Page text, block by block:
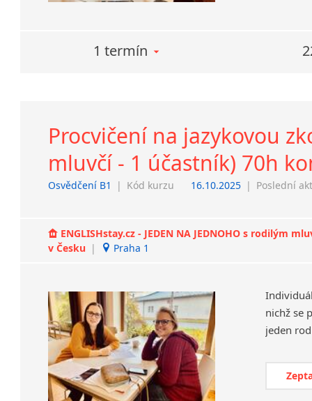
1 termín
Procvičení na jazykovou
mluvčí - 1 účastník) 70h
Osvědčení B1 | Kód kurzu 16.10.2025 | Poslední
ENGLISHstay.cz - JEDEN NA JEDNOHO s rodilým
v Česku | Praha 1
nichž se